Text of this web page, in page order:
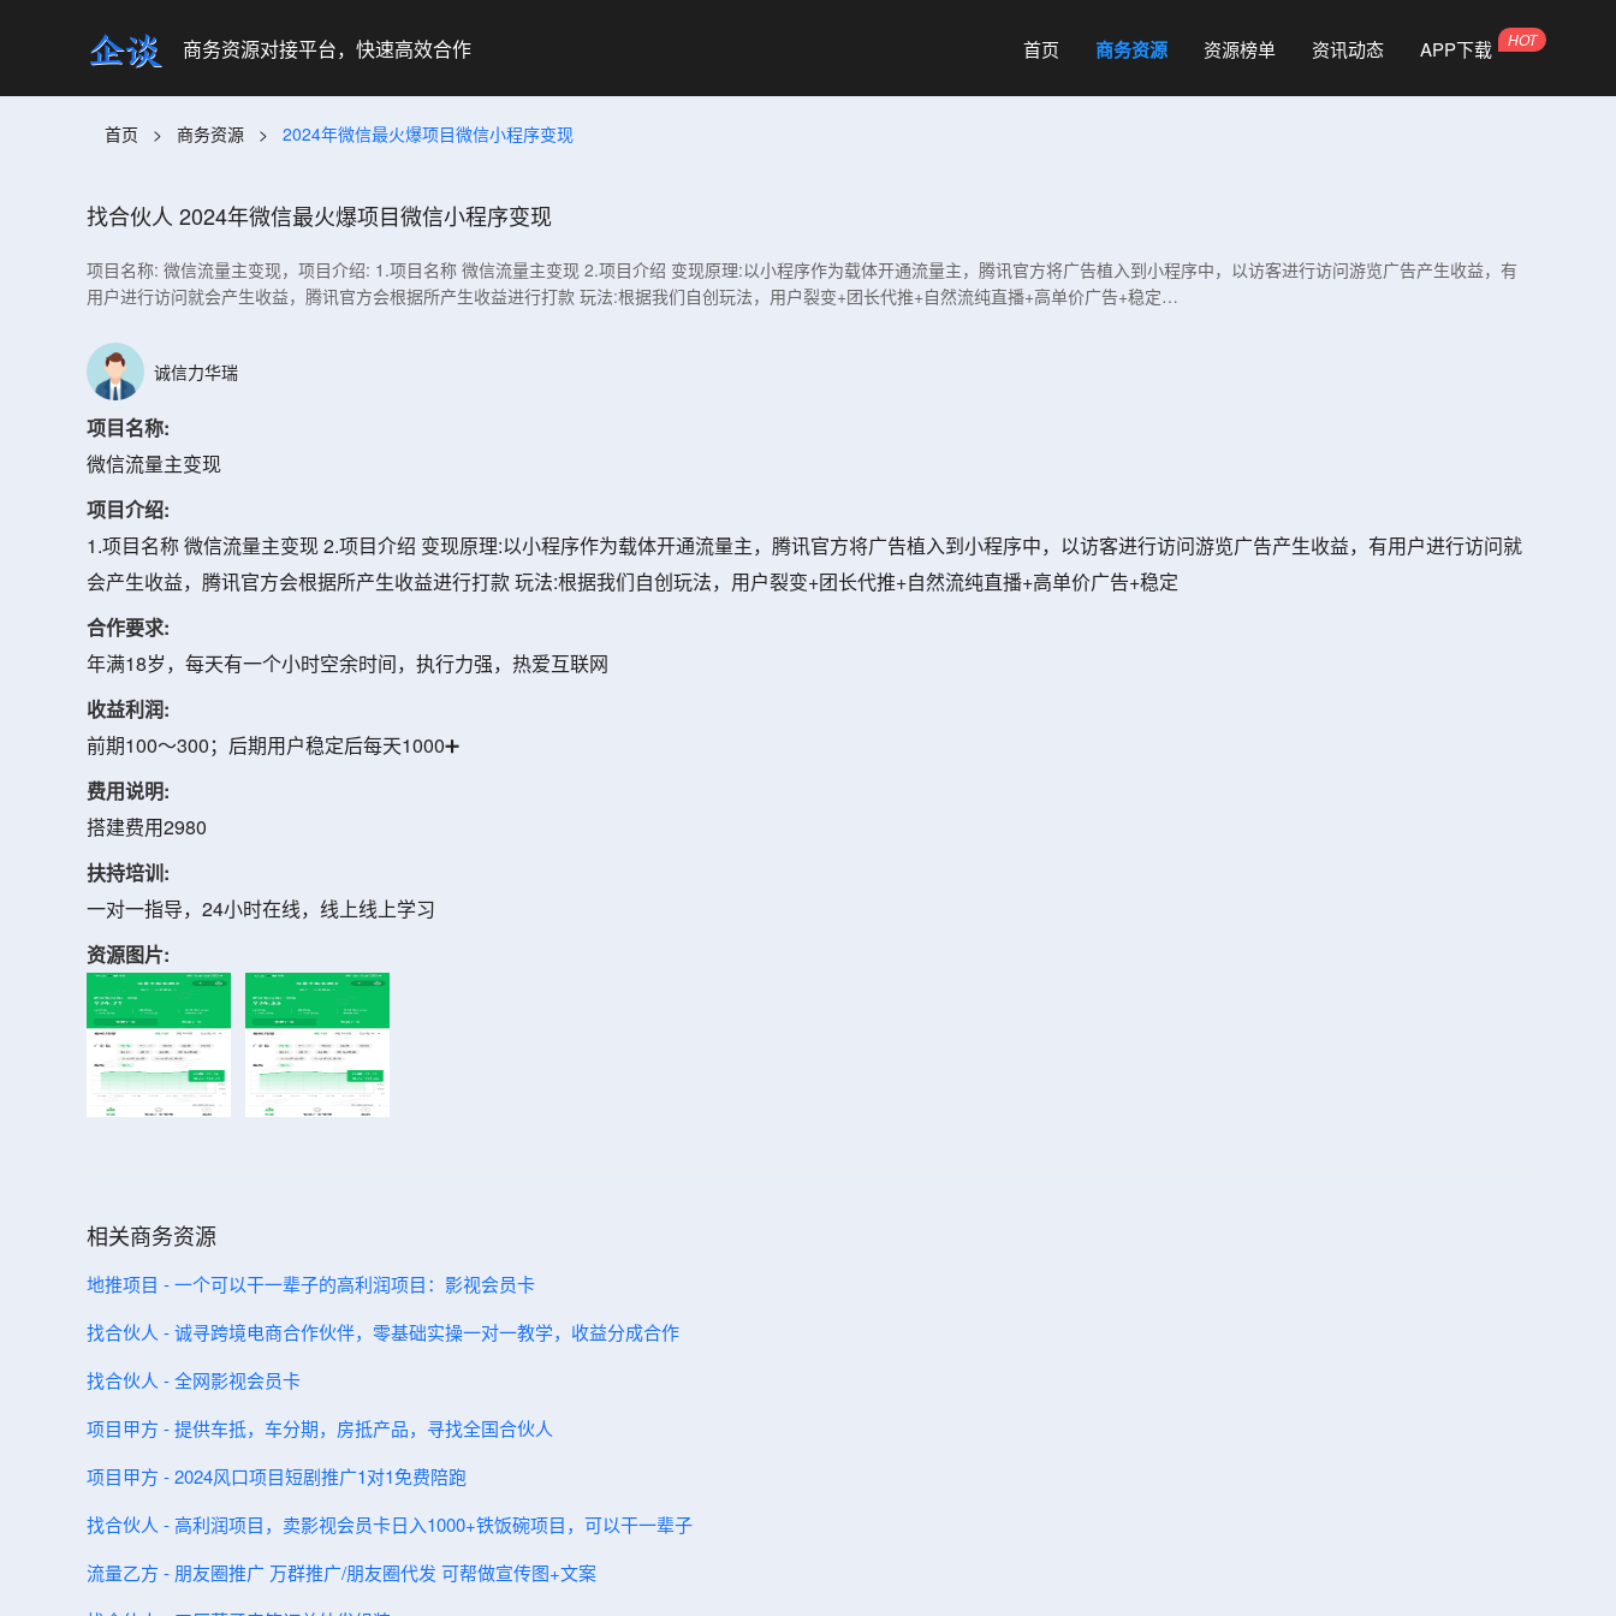
商务资源对接平台，快速高效合作 首页 商务资源 资源榜单 资讯动态 APP下载
首页 > 商务资源 > 2024年微信最火爆项目微信小程序变现
找合伙人 2024年微信最火爆项目微信小程序变现
项目名称: 微信流量主变现，项目介绍: 1.项目名称 微信流量主变现 2.项目介绍 变现原理:以小程序作为载体开通流量主，腾讯官方将广告植入到小程序中，以访客进行访问游览广告产生收益，有
用户进行访问就会产生收益，腾讯官方会根据所产生收益进行打款 玩法:根据我们自创玩法，用户裂变+团长代推+自然流纯直播+高单价广告+稳定…
诚信力华瑞
项目名称:
微信流量主变现
项目介绍:
1.项目名称 微信流量主变现 2.项目介绍 变现原理:以小程序作为载体开通流量主，腾讯官方将广告植入到小程序中，以访客进行访问游览广告产生收益，有用户进行访问就
会产生收益，腾讯官方会根据所产生收益进行打款 玩法:根据我们自创玩法，用户裂变+团长代推+自然流纯直播+高单价广告+稳定
合作要求:
年满18岁，每天有一个小时空余时间，执行力强，热爱互联网
收益利润:
前期100～300；后期用户稳定后每天1000➕
费用说明:
搭建费用2980
扶持培训:
一对一指导，24小时在线，线上线上学习
资源图片:
相关商务资源
地推项目 - 一个可以干一辈子的高利润项目：影视会员卡
找合伙人 - 诚寻跨境电商合作伙伴，零基础实操一对一教学，收益分成合作
找合伙人 - 全网影视会员卡
项目甲方 - 提供车抵，车分期，房抵产品，寻找全国合伙人
项目甲方 - 2024风口项目短剧推广1对1免费陪跑
找合伙人 - 高利润项目，卖影视会员卡日入1000+铁饭碗项目，可以干一辈子
流量乙方 - 朋友圈推广 万群推广/朋友圈代发 可帮做宣传图+文案